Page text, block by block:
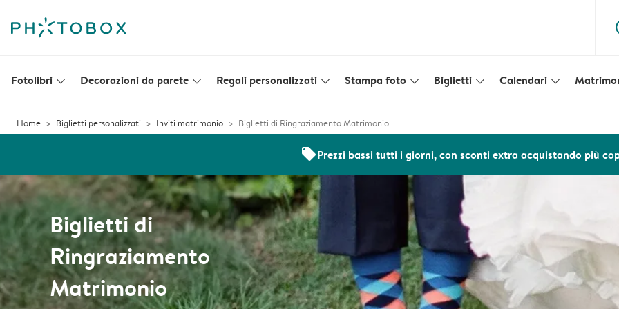
Fotolibri slim_arrow_down Decorazioni da parete slim_arrow_down Regali personalizzati slim_arrow_down Stampa foto slim_arrow_down Biglietti slim_arrow_down Calendari slim_arrow_down
Home Biglietti personalizzati Inviti matrimonio Biglietti di Ringraziamento Matrimonio
offersPrezzi bassi tutti i giorni, con sconti extra acquistando più
Biglietti di
Ringraziamento
Matrimonio